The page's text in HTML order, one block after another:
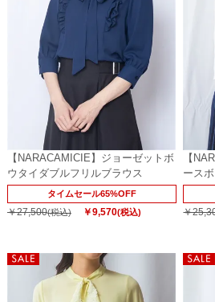
【NARACAMICIE】ジョーゼットボ
ウタイダブルフリルブラウス
タイムセール65%OFF
￥27,500(税込) ￥9,570(税込)
【
ース
￥